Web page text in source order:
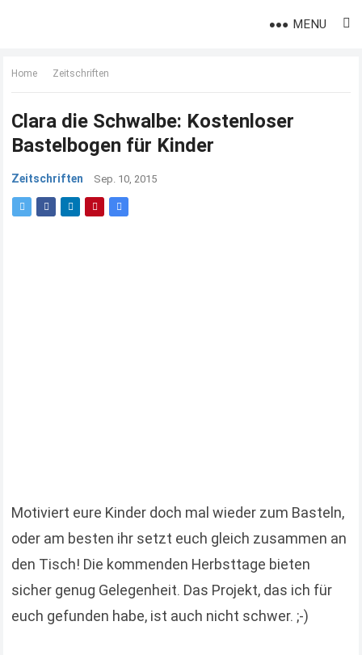
MENU
Home Zeitschriften
Clara die Schwalbe: Kostenloser
Bastelbogen für Kinder
Zeitschriften Sep. 10, 2015
Motiviert eure Kinder doch mal wieder zum Basteln,
oder am besten ihr setzt euch gleich zusammen an
den Tisch! Die kommenden Herbsttage bieten
sicher genug Gelegenheit. Das Projekt, das ich für
euch gefunden habe, ist auch nicht schwer. ;-)